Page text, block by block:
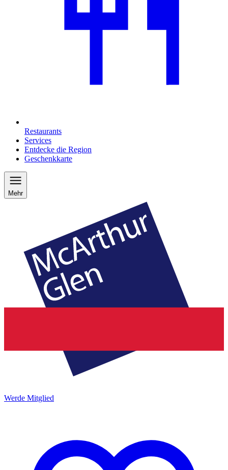
Restaurants
Services
Entdecke die Region
Geschenkkarte
Mehr
Werde Mitglied